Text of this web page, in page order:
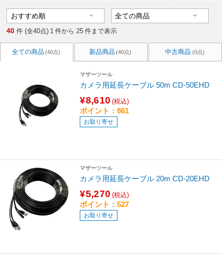
40 件 (全40点) 1 件から 25 件まで表示
全ての商品 (40点) 新品商品 (40点) 中古商品 (0点)
マザーツール
カメラ用延長ケーブル 50m CD-50EHD
¥8,610 (税込)
ポイント：861
お取り寄せ
マザーツール
カメラ用延長ケーブル 20m CD-20EHD
¥5,270 (税込)
ポイント：527
お取り寄せ